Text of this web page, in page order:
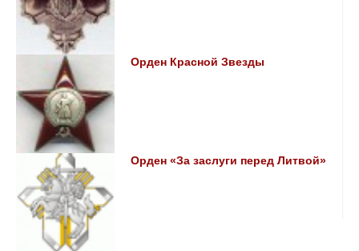
Орден Красной Звезды
Орден «За заслуги перед Литвой»